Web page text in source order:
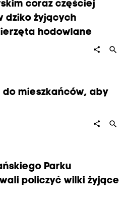
coraz częściej
dziko żyjących
hodowlane
share search
mieszkańców, aby
share search
Parku
policzyć wilki żyjące